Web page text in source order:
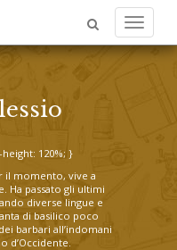
Menu
120%; }
il momento, vive a
Ha passato gli ultimi
diverse lingue e
di basilico poco
barbari all’indomani
d’Occidente.